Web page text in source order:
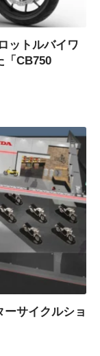
ットルバイワ
「CB750
ーサイクルショ